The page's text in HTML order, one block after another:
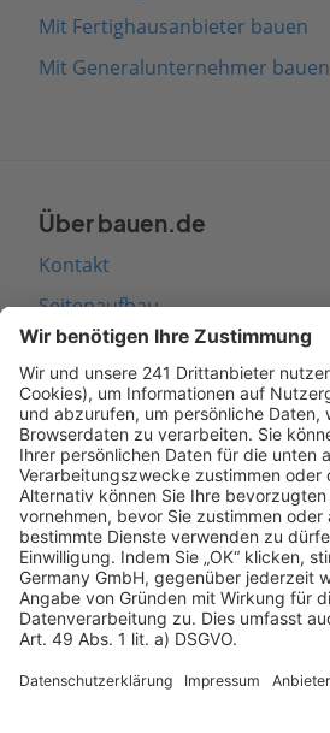
Mit Fertighausanbieter bauen
Mit Generalunternehmer bauen
Über bauen.de
Kontakt
Seitenaufbau
Barrierefreiheit
Cookie Einstellungen
Rechtliches
AGB-Übersicht
Datenschutz
Impressum
Fotonachweis